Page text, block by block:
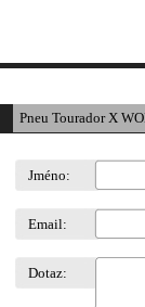
Pneu Tourador X
Jméno:
Email:
Dotaz: